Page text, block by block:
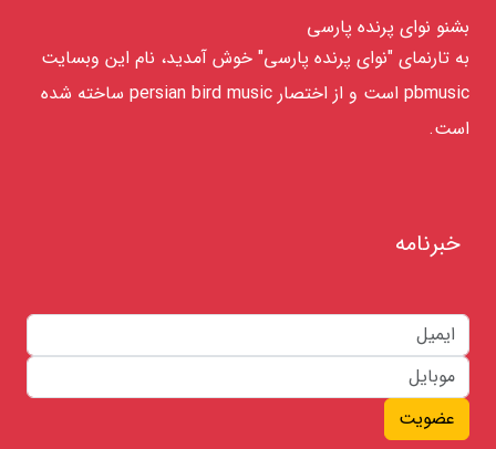
بشنو نوای پرنده پارسی
به تارنمای "نوای پرنده پارسی" خوش آمدید، نام این وبسایت
pbmusic است و از اختصار persian bird music ساخته شده
است.
خبرنامه
عضویت